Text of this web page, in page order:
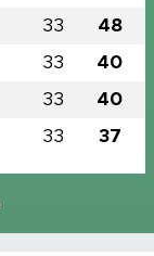
33 48
33 40
33 40
33 37